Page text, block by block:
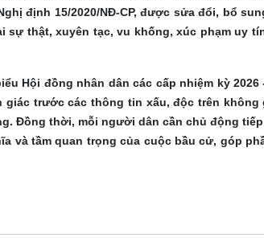
định 15/2020/NĐ-CP, được sửa đổi, bổ
sự thật, xuyên tạc, vu khống, xúc phạm uy
Hội đồng nhân dân các cấp nhiệm kỳ
trước các thông tin xấu, độc trên
Đồng thời, mỗi người dân cần chủ động
và tầm quan trọng của cuộc bầu cử, góp